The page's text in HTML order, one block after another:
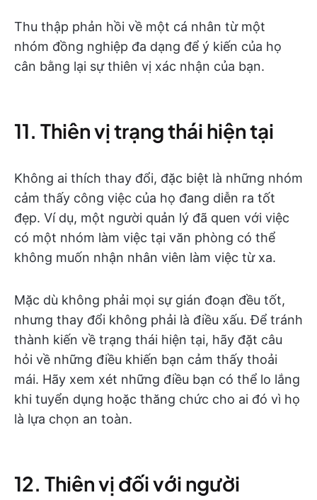
Thu thập phản hồi về một cá nhân từ một
nhóm đồng nghiệp đa dạng để ý kiến của họ
cân bằng lại sự thiên vị xác nhận của bạn.
11. Thiên vị trạng thái hiện tại
Không ai thích thay đổi, đặc biệt là những nhóm
cảm thấy công việc của họ đang diễn ra tốt
đẹp. Ví dụ, một người quản lý đã quen với việc
có một nhóm làm việc tại văn phòng có thể
không muốn nhận nhân viên làm việc từ xa.
Mặc dù không phải mọi sự gián đoạn đều tốt,
nhưng thay đổi không phải là điều xấu. Để tránh
thành kiến về trạng thái hiện tại, hãy đặt câu
hỏi về những điều khiến bạn cảm thấy thoải
mái. Hãy xem xét những điều bạn có thể lo lắng
khi tuyển dụng hoặc thăng chức cho ai đó vì họ
là lựa chọn an toàn.
12. Thiên vị đối với người